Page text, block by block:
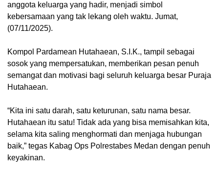
anggota keluarga yang hadir, menjadi simbol
kebersamaan yang tak lekang oleh waktu. Jumat,
(07/11/2025).
‎Kompol Pardamean Hutahaean, S.I.K., tampil sebagai
sosok yang mempersatukan, memberikan pesan penuh
semangat dan motivasi bagi seluruh keluarga besar Puraja
Hutahaean.
‎“Kita ini satu darah, satu keturunan, satu nama besar.
Hutahaean itu satu! Tidak ada yang bisa memisahkan kita,
selama kita saling menghormati dan menjaga hubungan
baik,” tegas Kabag Ops Polrestabes Medan dengan penuh
keyakinan.